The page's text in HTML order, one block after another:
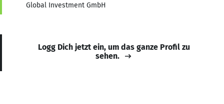
Global Investment GmbH
Logg Dich jetzt ein, um das ganze Profil zu
sehen.